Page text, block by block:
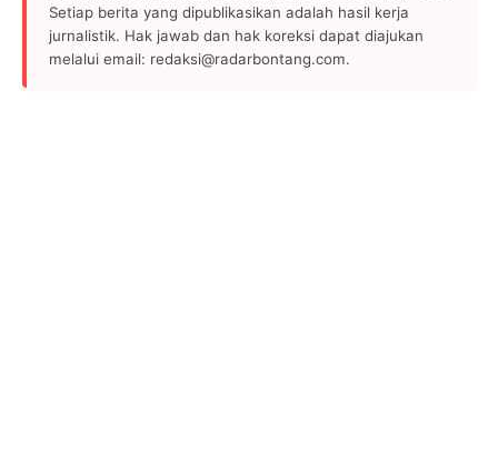
Setiap berita yang dipublikasikan adalah hasil kerja
jurnalistik. Hak jawab dan hak koreksi dapat diajukan
melalui email: redaksi@radarbontang.com.